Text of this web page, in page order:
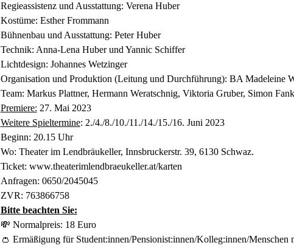
Regieassistenz und Ausstattung: Verena Huber
Kostüme: Esther Frommann
Bühnenbau und Ausstattung: Peter Huber
Technik: Anna-Lena Huber und Yannic Schiffer
Lichtdesign: Johannes Wetzinger
Organisation und Produktion (Leitung und Durchführung): BA Madeleine
Team: Markus Plattner, Hermann Weratschnig, Viktoria Gruber, Simon
Premiere: 27. Mai 2023
Weitere Spieltermine: 2./4./8./10./11./14./15./16. Juni 2023
Beginn: 20.15 Uhr
Wo: Theater im Lendbräukeller, Innsbruckerstr. 39, 6130 Schwaz.
Ticket: www.theaterimlendbraeukeller.at/karten
Anfragen: 0650/2045045
ZVR: 763866758
Bitte beachten Sie:
💸 Normalpreis: 18 Euro
👛 Ermäßigung für Student:innen/Pensionist:innen/Kolleg:innen/Menschen